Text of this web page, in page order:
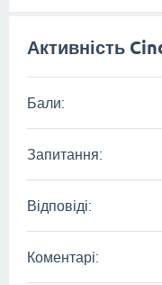
Активність
Бали:
Запитання:
Відповіді:
Коментарі: